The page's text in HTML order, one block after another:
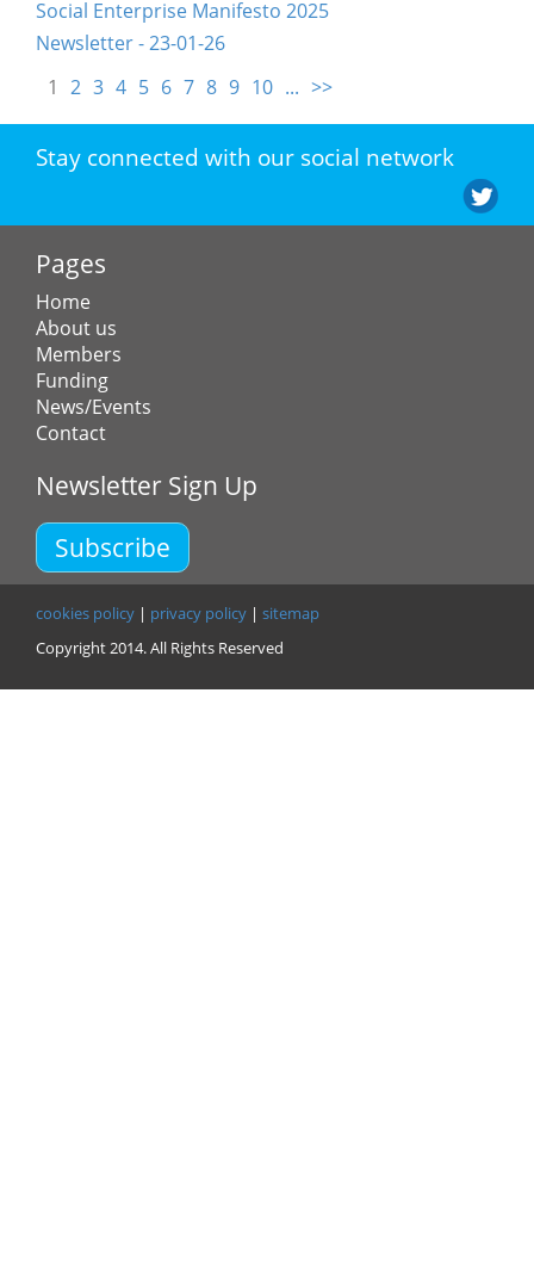
Social Enterprise Manifesto 2025
Newsletter - 23-01-26
1 2 3 4 5 6 7 8 9 10 ... >>
Stay connected with our social network
Pages
Home
About us
Members
Funding
News/Events
Contact
Newsletter Sign Up
Subscribe
cookies policy | privacy policy | sitemap
Copyright 2014. All Rights Reserved